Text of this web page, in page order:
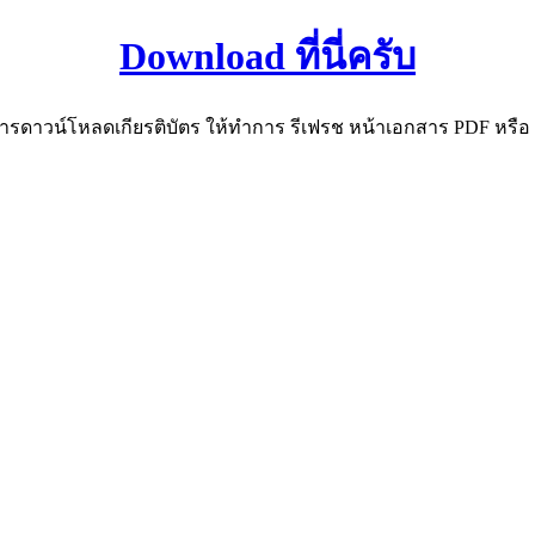
Download ที่นี่ครับ
ดาวน์โหลดเกียรติบัตร ให้ทำการ รีเฟรช หน้าเอกสาร PDF หรื